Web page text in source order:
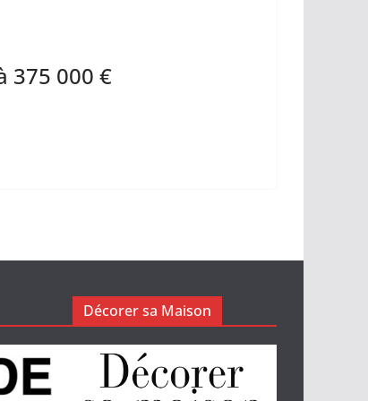
375 000 €
Décorer sa Maison